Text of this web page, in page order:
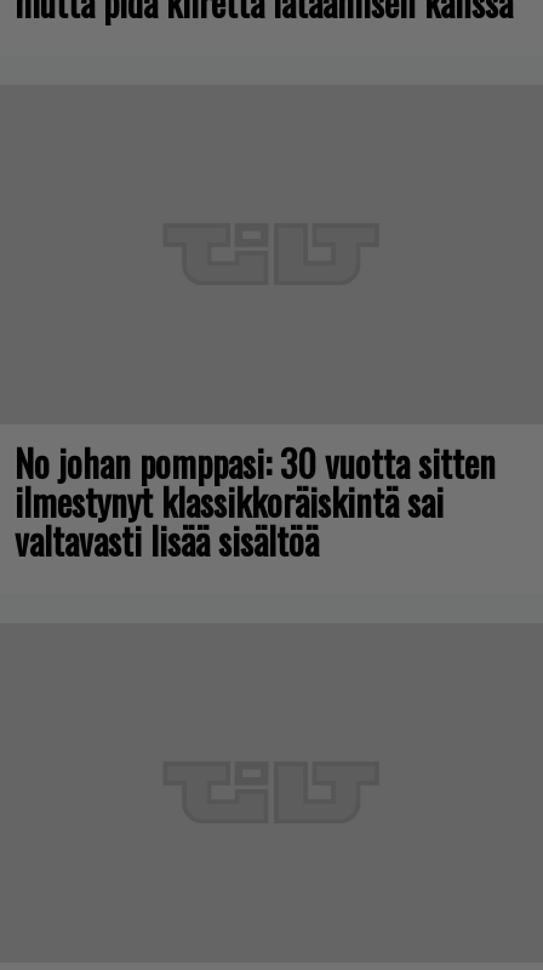
No johan pomppasi: 30 vuotta sitten
ilmestynyt klassikkoräiskintä sai
valtavasti lisää sisältöä